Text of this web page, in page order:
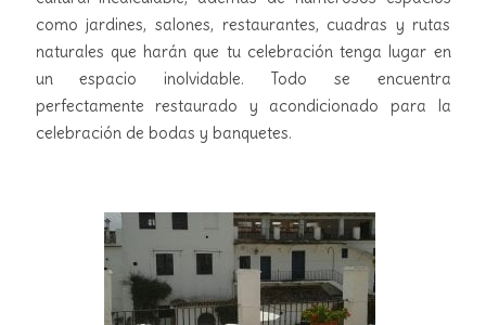
como jardines, salones, restaurantes, cuadras y rutas
naturales que harán que tu celebración tenga lugar en
un espacio inolvidable. Todo se encuentra
perfectamente restaurado y acondicionado para la
celebración de bodas y banquetes.